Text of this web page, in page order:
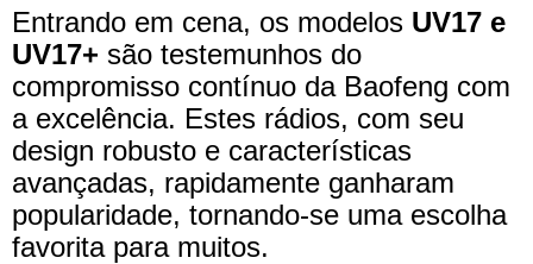
Entrando em cena, os modelos UV17 e
UV17+ são testemunhos do
compromisso contínuo da Baofeng com
a excelência. Estes rádios, com seu
design robusto e características
avançadas, rapidamente ganharam
popularidade, tornando-se uma escolha
favorita para muitos.